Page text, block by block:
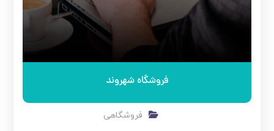
فروشگاه شهروند
فروشگاهی